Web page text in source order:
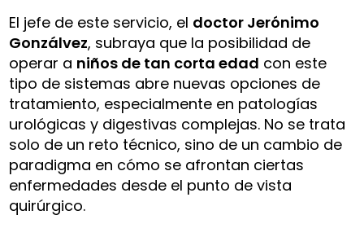
El jefe de este servicio, el doctor Jerónimo
Gonzálvez, subraya que la posibilidad de
operar a niños de tan corta edad con este
tipo de sistemas abre nuevas opciones de
tratamiento, especialmente en patologías
urológicas y digestivas complejas. No se trata
solo de un reto técnico, sino de un cambio de
paradigma en cómo se afrontan ciertas
enfermedades desde el punto de vista
quirúrgico.